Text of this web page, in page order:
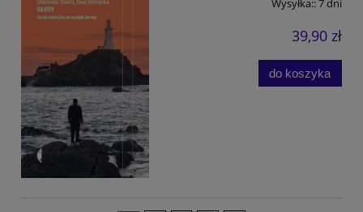
Wysyłka::7 dni
39,90 zł
do koszyka